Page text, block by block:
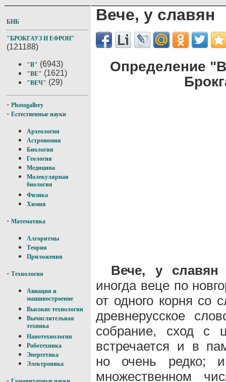
БНБ
"БРОКГАУЗ И ЕФРОН"
(121188)
"В" (6943)
"ВЕ" (1621)
"ВЕЧ" (29)
- Photogallery
- Естественные науки
Археология
Астрономия
Биология
Геология
Медицина
Молекулярная
биология
Физика
Химия
- Математика
Алгоритмы
Теория
Приложения
- Технология
Авиация и
машиностроение
Высокие технологии
Вычислительная
техника
Нанотехнология
Роботехника
Энергетика
Электроника
-
Вече, у славян
Определение
Вече, у славян
иногда веце по
от одного корня со
древнерусское
собрание, сход с
встречается и в
но очень редко;
множественном